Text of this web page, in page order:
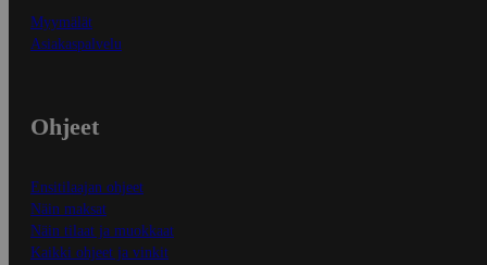
Myymälät
Asiakaspalvelu
Ohjeet
Ensitilaajan ohjeet
Näin maksat
Näin tilaat ja muokkaat
Kaikki ohjeet ja vinkit